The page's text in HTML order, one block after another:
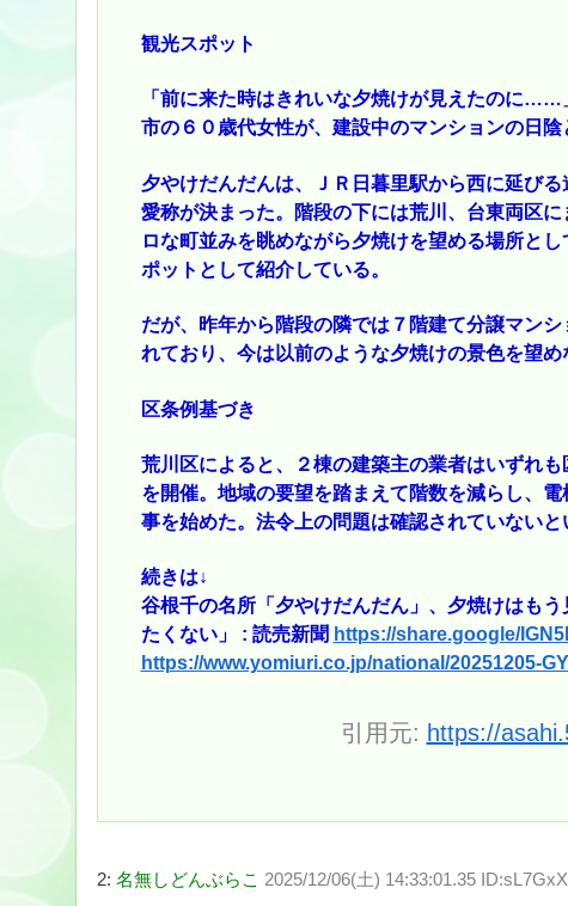
観光スポット
「前に来た時はきれいな夕焼けが見えたのに
市の６０歳代女性が、建設中のマンションの日陰
夕やけだんだんは、ＪＲ日暮里駅から西に延び
愛称が決まった。階段の下には荒川、台東両区
ロな町並みを眺めながら夕焼けを望める場所と
ポットとして紹介している。
だが、昨年から階段の隣では７階建て分譲マン
れており、今は以前のような夕焼けの景色を望め
区条例基づき
荒川区によると、２棟の建築主の業者はいずれ
を開催。地域の要望を踏まえて階数を減らし、
事を始めた。法令上の問題は確認されていないと
続きは↓
谷根千の名所「夕やけだんだん」、夕焼けはも
たくない」 : 読売新聞 https://share.google/
https://www.yomiuri.co.jp/national/20251205-
引用元: https://
2: 名無しどんぶらこ 2025/12/06(土) 14:33:01.35